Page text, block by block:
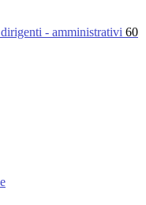
- amministrativi 60